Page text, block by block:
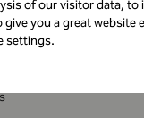
of our visitor data,
you a great
settings.